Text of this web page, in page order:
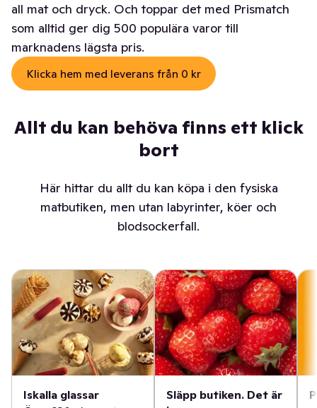
all mat och dryck. Och toppar det med Prismatch
som alltid ger dig 500 populära varor till
marknadens lägsta pris.
Klicka hem med leverans från 0 kr
Allt du kan behöva finns ett klick
bort
Här hittar du allt du kan köpa i den fysiska
matbutiken, men utan labyrinter, köer och
blodsockerfall.
Iskalla glassar
Släpp butiken. Det är